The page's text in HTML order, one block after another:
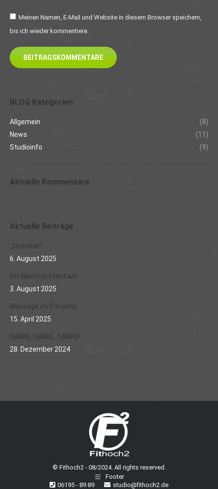
Meinen Namen, E-Mail und Website in diesem Browser speichern,
bis ich wieder kommentiere.
BEITRAGSKOMMENTARE
BLOG Kategorien
Allgemein
(8)
News
(11)
Studioinfo
(9)
Aktuelle Kommentare
Aktuelle Beiträge
„Chill mal!“
6. August 2025
Ein Wechsel steht an!
3. August 2025
Massage im Fithoch2
15. April 2025
DANKE, DANKE, DANKE!
28. Dezember 2024
© Fithoch2 - 08/2024. All rights reserved.
Footer
06195 - 89 89
studio@fithoch2.de